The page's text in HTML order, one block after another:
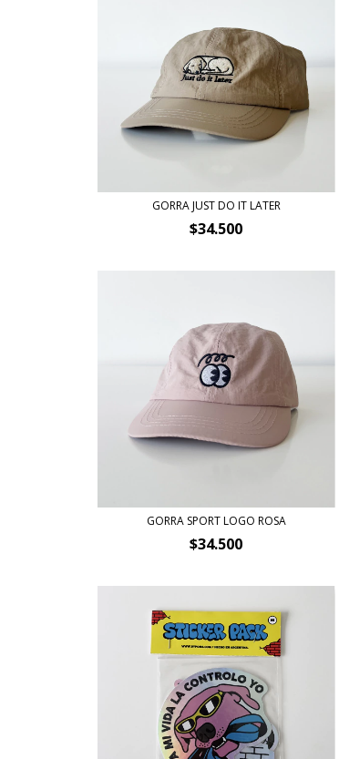
GORRA JUST DO IT LATER
$34.500
GORRA SPORT LOGO ROSA
$34.500